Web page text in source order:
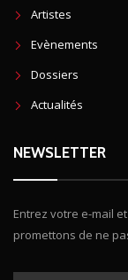
Artistes
Evènements
Dossiers
Actualités
NEWSLETTER
Entrez votre e-mail
promettons de ne